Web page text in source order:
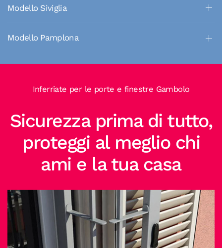
Modello Siviglia
Modello Pamplona
Inferriate per le porte e finestre Gambolo
Sicurezza prima di tutto,
proteggi al meglio chi
ami e la tua casa